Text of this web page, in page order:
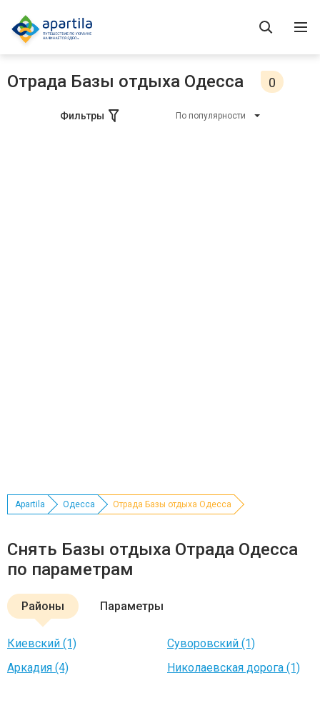
Отрада Базы отдыха Одесса 0
Фильтры По популярности
Apartila Одесса Отрада Базы отдыха Одесса
Снять Базы отдыха Отрада Одесса
по параметрам
Районы Параметры
Киевский (1)
Суворовский (1)
Аркадия (4)
Николаевская дорога (1)